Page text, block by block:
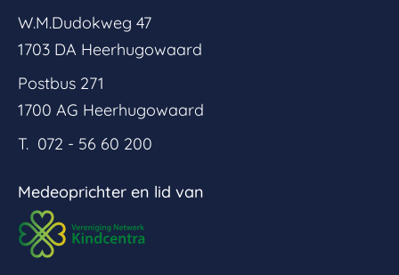
W.M.Dudokweg 47
1703 DA Heerhugowaard
Postbus 271
1700 AG Heerhugowaard
T. 072 - 56 60 200
Medeoprichter en lid van